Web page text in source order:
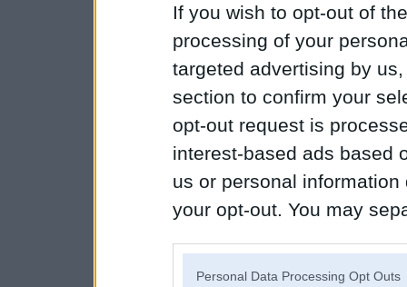
If you wish to opt-out of
processing of your
targeted advertising by
section to confirm your
opt-out request is
interest-based ads based
us or personal
your opt-out. You may
Personal Data Processing Opt Outs